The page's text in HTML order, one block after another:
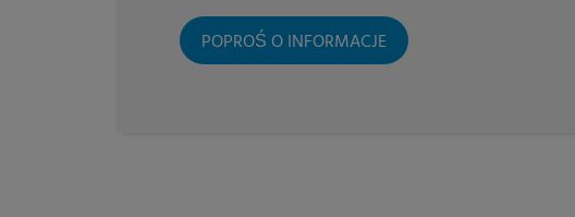
POPROŚ O INFORMACJE